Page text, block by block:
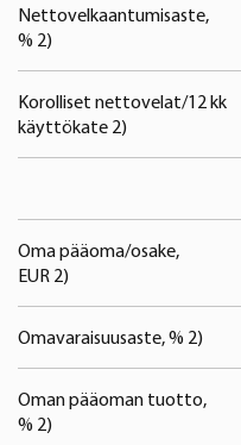
Nettovelkaantumisaste,
% 2)
Korolliset nettovelat/12 kk
käyttökate 2)
Oma pääoma/osake,
EUR 2)
Omavaraisuusaste, % 2)
Oman pääoman tuotto,
% 2)